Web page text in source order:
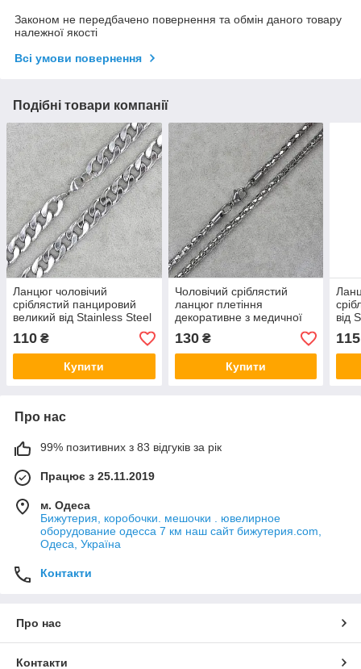
Законом не передбачено повернення та обмін даного товару
належної якості
Всі умови повернення
Подібні товари компанії
Ланцюг чоловічий
сріблястий панцировий
великий від Stainless Steel
із медичної сталі довжина
60 см ширина 8 мм
110 ₴
Купити
Чоловічий сріблястий
ланцюг плетіння
декоративне з медичної
сталі від Stainless Steel
довжина 60 см ширина 4
мм
130₴
Купити
від
60
115
Про нас
99% позитивних з 83 відгуків за рік
Працює з 25.11.2019
м. Одеса
Бижутерия, коробочки. мешочки . ювелирное
оборудование одесса 7 км наш сайт бижутерия.com,
Одеса, Україна
Контакти
Про нас
Контакти